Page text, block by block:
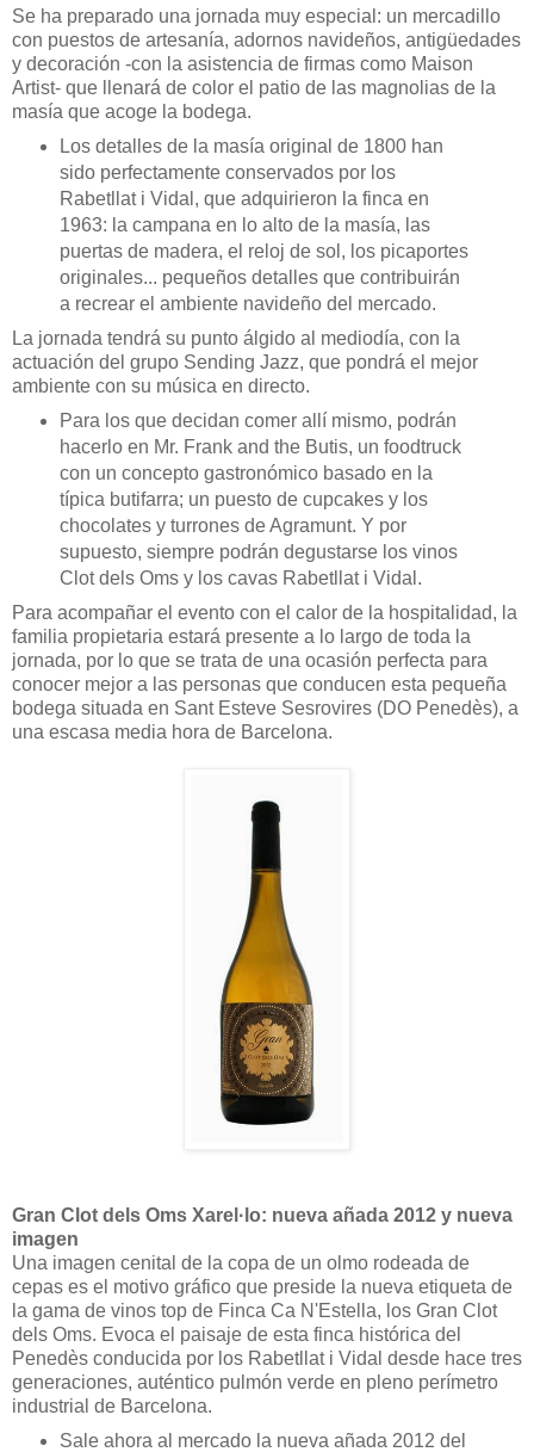
Se ha preparado una jornada muy especial: un mercadillo
con puestos de artesanía, adornos navideños, antigüedades
y decoración -con la asistencia de firmas como Maison
Artist- que llenará de color el patio de las magnolias de la
masía que acoge la bodega.
Los detalles de la masía original de 1800 han
sido perfectamente conservados por los
Rabetllat i Vidal, que adquirieron la finca en
1963: la campana en lo alto de la masía, las
puertas de madera, el reloj de sol, los picaportes
originales... pequeños detalles que contribuirán
a recrear el ambiente navideño del mercado.
La jornada tendrá su punto álgido al mediodía, con la
actuación del grupo Sending Jazz, que pondrá el mejor
ambiente con su música en directo.
Para los que decidan comer allí mismo, podrán
hacerlo en Mr. Frank and the Butis, un foodtruck
con un concepto gastronómico basado en la
típica butifarra; un puesto de cupcakes y los
chocolates y turrones de Agramunt. Y por
supuesto, siempre podrán degustarse los vinos
Clot dels Oms y los cavas Rabetllat i Vidal.
Para acompañar el evento con el calor de la hospitalidad, la
familia propietaria estará presente a lo largo de toda la
jornada, por lo que se trata de una ocasión perfecta para
conocer mejor a las personas que conducen esta pequeña
bodega situada en Sant Esteve Sesrovires (DO Penedès), a
una escasa media hora de Barcelona.
Gran Clot dels Oms Xarel·lo: nueva añada 2012 y nueva
imagen
Una imagen cenital de la copa de un olmo rodeada de
cepas es el motivo gráfico que preside la nueva etiqueta de
la gama de vinos top de Finca Ca N'Estella, los Gran Clot
dels Oms. Evoca el paisaje de esta finca histórica del
Penedès conducida por los Rabetllat i Vidal desde hace tres
generaciones, auténtico pulmón verde en pleno perímetro
industrial de Barcelona.
Sale ahora al mercado la nueva añada 2012 del